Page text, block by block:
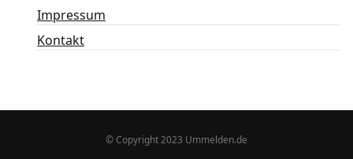
Impressum
Kontakt
© Copyright 2023 Ummelden.de